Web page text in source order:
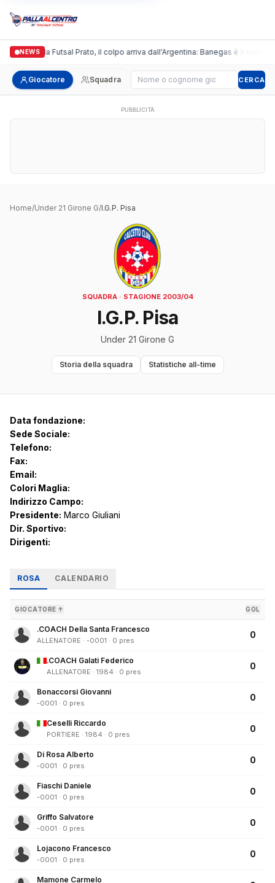
NEWS
Italgronda Futsal Prato, il colpo arriva dall'Argentina: Banegas è il nuovo
Giocatore Squadra Cerca giocatore CERCA
PUBBLICITÀ
Home/Under 21 Girone G/I.G.P. Pisa
SQUADRA · STAGIONE 2003/04
I.G.P. Pisa
Under 21 Girone G
Storia della squadra Statistiche all-time
Data fondazione:
Sede Sociale:
Telefono:
Fax:
Email:
Colori Maglia:
Indirizzo Campo:
Presidente: Marco Giuliani
Dir. Sportivo:
Dirigenti:
ROSA CALENDARIO
GIOCATORE ↑ GOL
.COACH Della Santa Francesco
ALLENATORE · -0001 · 0 pres
0
.COACH Galati Federico
ALLENATORE · 1984 · 0 pres
0
Bonaccorsi Giovanni
-0001 · 0 pres
0
Ceselli Riccardo
PORTIERE · 1984 · 0 pres
0
Di Rosa Alberto
-0001 · 0 pres
0
Fiaschi Daniele
-0001 · 0 pres
0
Griffo Salvatore
-0001 · 0 pres
0
Lojacono Francesco
-0001 · 0 pres
0
Mamone Carmelo